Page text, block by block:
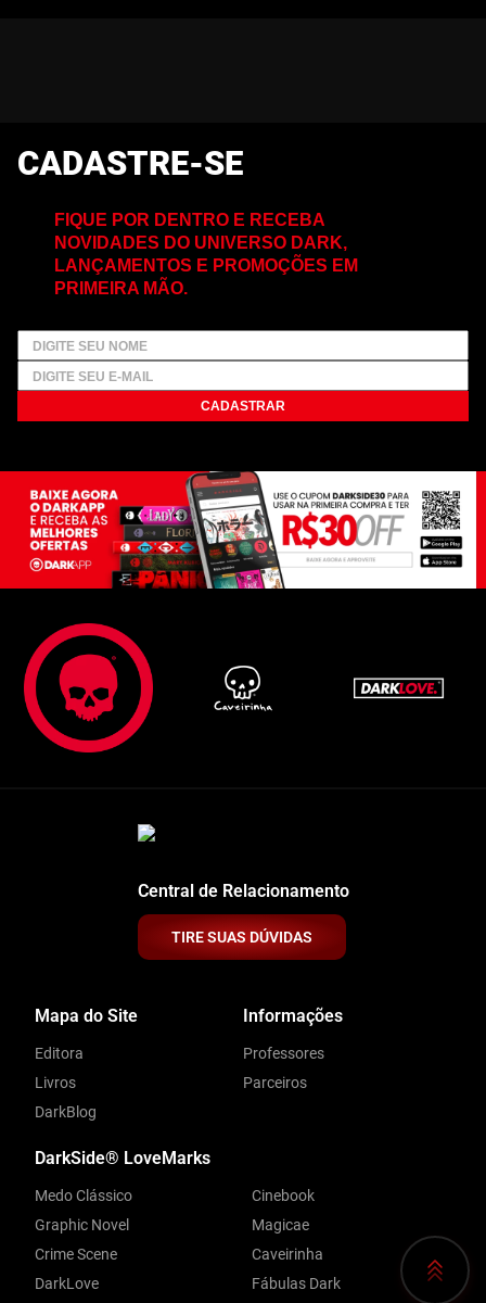
CADASTRE-SE
FIQUE POR DENTRO E RECEBA
NOVIDADES DO UNIVERSO DARK,
LANÇAMENTOS E PROMOÇÕES EM
PRIMEIRA MÃO.
CADASTRAR
Central de Relacionamento
TIRE SUAS DÚVIDAS
Mapa do Site
Editora
Livros
DarkBlog
Informações
Professores
Parceiros
DarkSide® LoveMarks
Medo Clássico
Graphic Novel
Crime Scene
DarkLove
Cinebook
Magicae
Caveirinha
Fábulas Dark